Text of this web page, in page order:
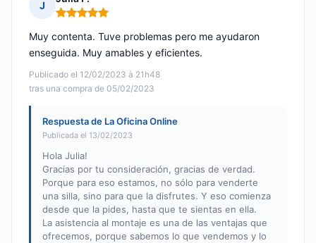
J
Nota: 5 de 5
Publicado el 12/02/2023 à 21h48
tras una compra de 05/02/2023
Muy contenta. Tuve problemas pero me ayudaron
enseguida. Muy amables y eficientes.
Respuesta de La Oficina Online
Publicada el 13/02/2023
Hola Julia!
Gracias por tu consideración, gracias de verdad.
Porque para eso estamos, no sólo para venderte
una silla, sino para que la disfrutes. Y eso comienza
desde que la pides, hasta que te sientas en ella.
La asistencia al montaje es una de las ventajas que
ofrecemos, porque sabemos lo que vendemos y lo